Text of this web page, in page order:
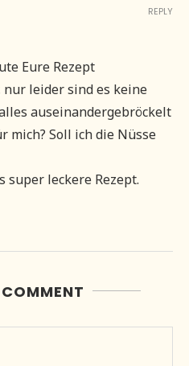
Eure Rezept
leider sind es keine
auseinandergebröckelt
mich? Soll ich die Nüsse
super leckere Rezept.
REPLY